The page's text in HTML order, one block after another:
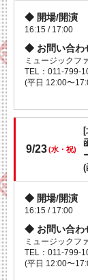
開場/開演
16:15 / 17:00
お問い合わ
ミュージックフ
TEL：011-799-
(平日 12:00〜
9/23(水・祝)
(
開場/開演
16:15 / 17:00
お問い合わ
ミュージックフ
TEL：011-799-
(平日 12:00〜